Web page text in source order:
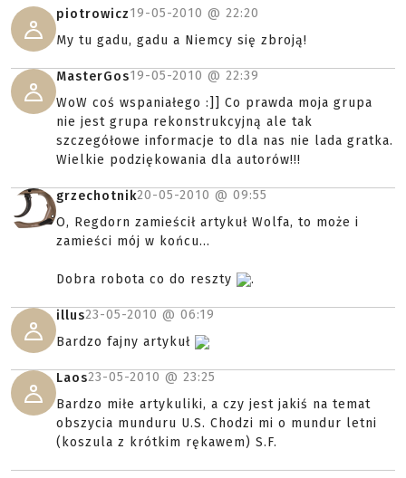
piotrowicz19-05-2010 @ 22:20
My tu gadu, gadu a Niemcy się zbroją!
MasterGos19-05-2010 @ 22:39
WoW coś wspaniałego :]] Co prawda moja grupa
nie jest grupa rekonstrukcyjną ale tak
szczegółowe informacje to dla nas nie lada gratka.
Wielkie podziękowania dla autorów!!!
grzechotnik20-05-2010 @ 09:55
O, Regdorn zamieścił artykuł Wolfa, to może i
zamieści mój w końcu...
Dobra robota co do reszty .
illus23-05-2010 @ 06:19
Bardzo fajny artykuł
Laos23-05-2010 @ 23:25
Bardzo miłe artykuliki, a czy jest jakiś na temat
obszycia munduru U.S. Chodzi mi o mundur letni
(koszula z krótkim rękawem) S.F.